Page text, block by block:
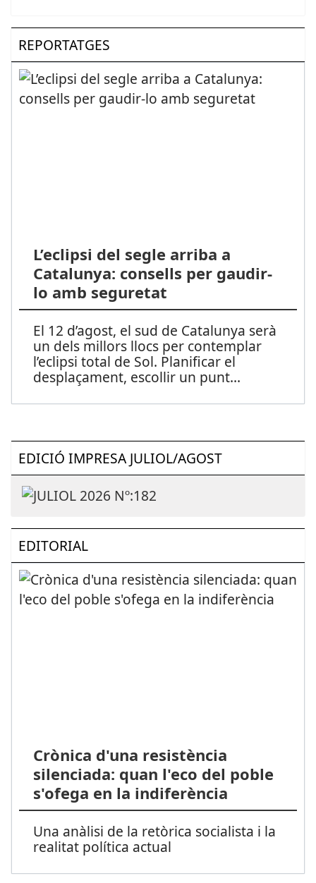
REPORTATGES
L’eclipsi del segle arriba a
Catalunya: consells per gaudir-
lo amb seguretat
El 12 d’agost, el sud de Catalunya serà
un dels millors llocs per contemplar
l’eclipsi total de Sol. Planificar el
desplaçament, escollir un punt...
EDICIÓ IMPRESA JULIOL/AGOST
EDITORIAL
Crònica d'una resistència
silenciada: quan l'eco del poble
s'ofega en la indiferència
Una anàlisi de la retòrica socialista i la
realitat política actual